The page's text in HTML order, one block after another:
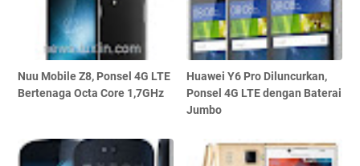
Nuu Mobile Z8, Ponsel 4G LTE
Bertenaga Octa Core 1,7GHz
Huawei Y6 Pro Diluncurkan,
Ponsel 4G LTE dengan Baterai
Jumbo